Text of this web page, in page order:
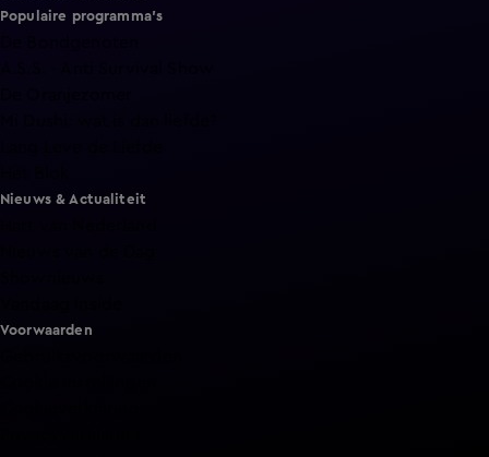
Populaire programma's
Nieuws & Actualiteit
Voorwaarden